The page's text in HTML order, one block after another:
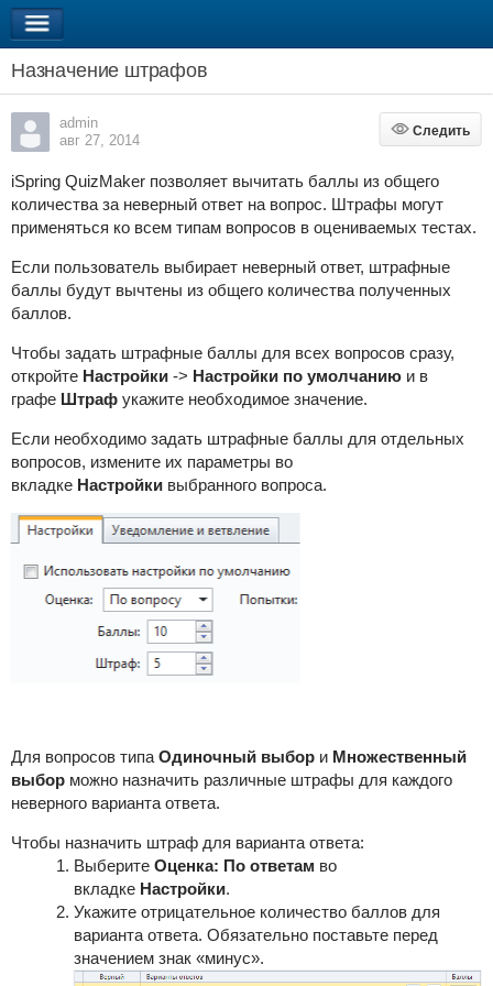
Назначение штрафов
admin
авг 27, 2014
Следить
Следить
iSpring QuizMaker позволяет вычитать баллы из общего
количества за неверный ответ на вопрос. Штрафы могут
применяться ко всем типам вопросов в оцениваемых тестах.
Если пользователь выбирает неверный ответ, штрафные
баллы будут вычтены из общего количества полученных
баллов.
Чтобы задать штрафные баллы для всех вопросов сразу,
откройте Настройки-> Настройки по умолчаниюи в
графе Штрафукажите необходимое значение.
Если необходимо задать штрафные баллы для отдельных
вопросов, измените их параметры во
вкладке Настройки выбранного вопроса.
Для вопросов типа Одиночный выбори Множественный
выборможно назначить различные штрафы для каждого
неверного варианта ответа.
Чтобы назначить штраф для варианта ответа:
Выберите Оценка: По ответам во
вкладке Настройки.
Укажите отрицательное количество баллов для
варианта ответа. Обязательно поставьте перед
значением знак «минус».